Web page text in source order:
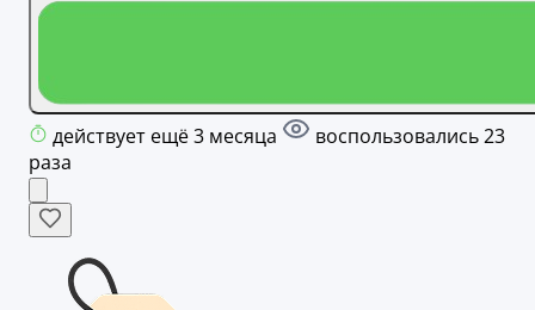
действует ещё 3 месяца
воспользовались 23
раза